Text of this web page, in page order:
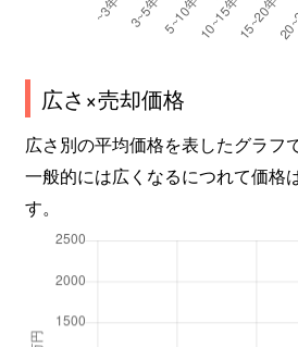
広さ×売却価格
広さ別の平均価格を表したグラフで
一般的には広くなるにつれて価格
す。